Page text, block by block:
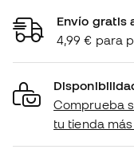
Envío gratis
4,99 € para
Comprueba
tu tienda